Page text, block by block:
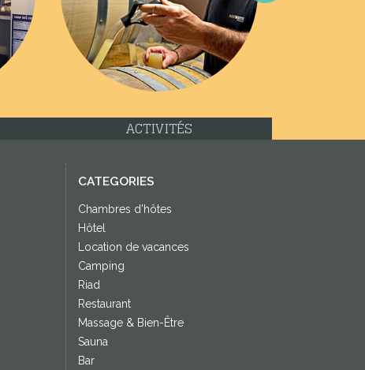
Next
ACTIVITÉS
CATEGORIES
Chambres d'hôtes
Hôtel
Location de vacances
Camping
Riad
Restaurant
Massage & Bien-Être
Sauna
Bar